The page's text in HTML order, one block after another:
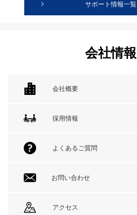
サポート情報一覧
会社情報
会社概要
採用情報
よくあるご質問
お問い合わせ
アクセス